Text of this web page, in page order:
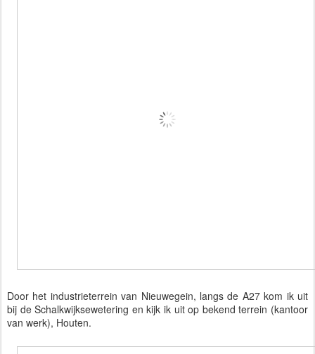
Door het industrieterrein van Nieuwegein, langs de A27 kom ik uit
bij de Schalkwijksewetering en kijk ik uit op bekend terrein (kantoor
van werk), Houten.